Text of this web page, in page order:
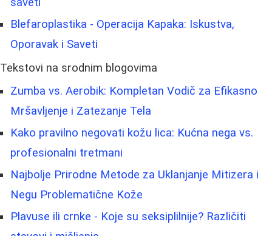
Blefaroplastika - Operacija Kapaka: Iskustva,
Oporavak i Saveti
Tekstovi na srodnim blogovima
Zumba vs. Aerobik: Kompletan Vodič za Efikasno
Mršavljenje i Zatezanje Tela
Kako pravilno negovati kožu lica: Kućna nega vs.
profesionalni tretmani
Najbolje Prirodne Metode za Uklanjanje Mitizera i
Negu Problematične Kože
Plavuse ili crnke - Koje su seksiplilnije? Različiti